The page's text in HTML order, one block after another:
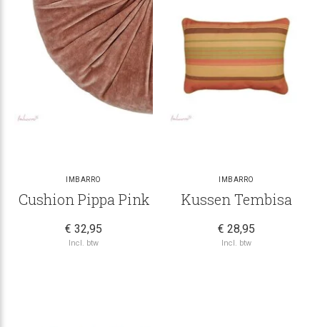
IMBARRO
Cushion Pippa Pink
€ 32,95
Incl. btw
IMBARRO
Kussen Tembisa
€ 28,95
Incl. btw